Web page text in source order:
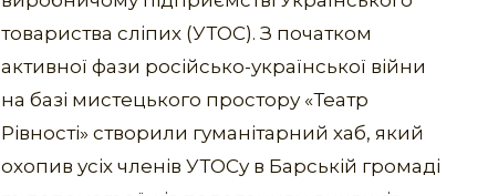
товариства сліпих (УТОС). З початком
активної фази російсько-української війни
на базі мистецького простору «Театр
Рівності» створили гуманітарний хаб, який
охопив усіх членів УТОСу в Барській громаді